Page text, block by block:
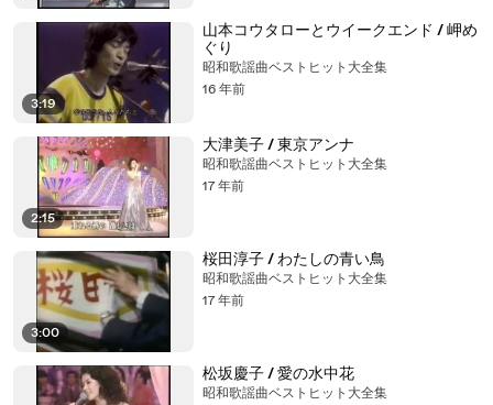
3:19
山本コウタローとウイークエンド / 岬め
ぐり
昭和歌謡曲ベストヒット大全集
16 年前
2:15
大津美子 / 東京アンナ
昭和歌謡曲ベストヒット大全集
17 年前
3:00
桜田淳子 / わたしの青い鳥
昭和歌謡曲ベストヒット大全集
17 年前
松坂慶子 / 愛の水中花
昭和歌謡曲ベストヒット大全集